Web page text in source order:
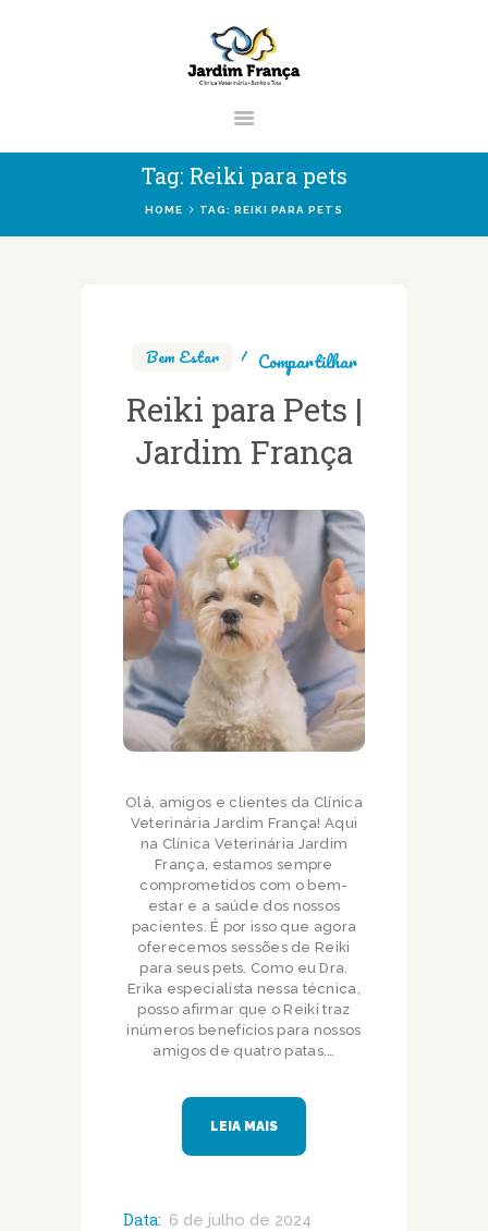
Tag: Reiki para pets
HOME TAG: REIKI PARA PETS
CLÍNICA VETERINÁRIA JARDIM
FRANÇA | ZONA NORTE DE SÃO
PAULO
São Paulo
VETERINÁRIOS
SERVIÇOS
BLOG
Bem Estar Compartilhar
Reiki para Pets |
Jardim França
Olá, amigos e clientes da Clínica
Veterinária Jardim França! Aqui
na Clínica Veterinária Jardim
França, estamos sempre
comprometidos com o bem-
estar e a saúde dos nossos
pacientes. É por isso que agora
oferecemos sessões de Reiki
para seus pets. Como eu Dra.
Erika especialista nessa técnica,
posso afirmar que o Reiki traz
inúmeros benefícios para nossos
amigos de quatro patas.…
LEIA MAIS
Data: 6 de julho de 2024